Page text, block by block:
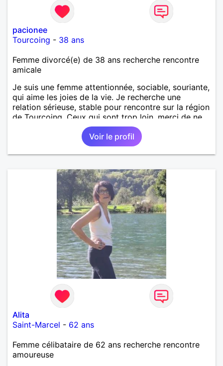
pacionee
Tourcoing - 38 ans
Femme divorcé(e) de 38 ans recherche rencontre
amicale
Je suis une femme attentionnée, sociable, souriante,
qui aime les joies de la vie. Je recherche une
relation sérieuse, stable pour rencontre sur la région
de Tourcoing. Ceux qui sont trop loin, merci de ne
pas me contacter et pour les autres je ne
manquerais pas de vous répondre et ce sera avec
Voir le profil
Alita
Saint-Marcel - 62 ans
Femme célibataire de 62 ans recherche rencontre
amoureuse